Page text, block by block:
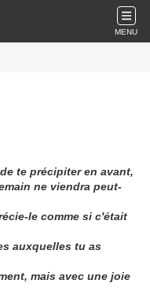
MENU
te précipiter en avant,
ne viendra peut-
le comme si c'était
auxquelles tu as
mais avec une joie